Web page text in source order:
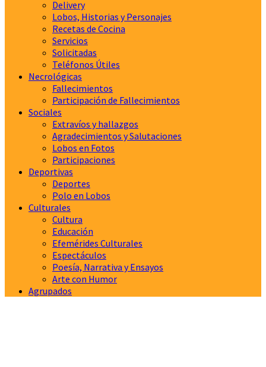
Delivery
Lobos, Historias y Personajes
Recetas de Cocina
Servicios
Solicitadas
Teléfonos Útiles
Necrológicas
Fallecimientos
Participación de Fallecimientos
Sociales
Extravíos y hallazgos
Agradecimientos y Salutaciones
Lobos en Fotos
Participaciones
Deportivas
Deportes
Polo en Lobos
Culturales
Cultura
Educación
Efemérides Culturales
Espectáculos
Poesía, Narrativa y Ensayos
Arte con Humor
Agrupados